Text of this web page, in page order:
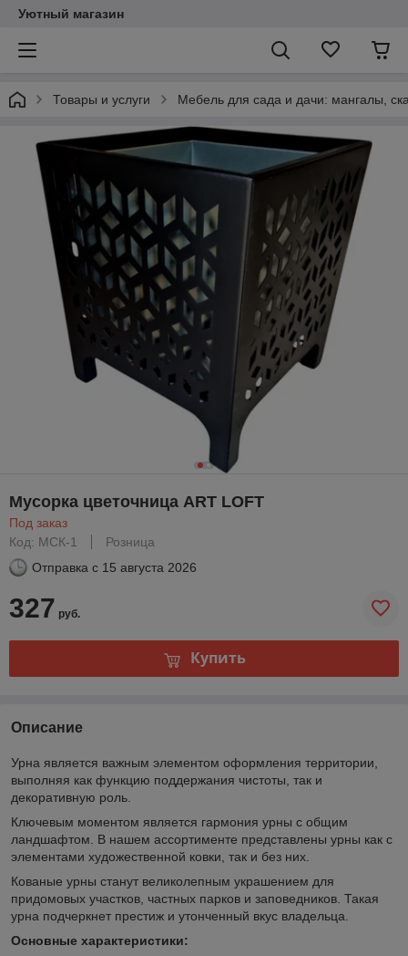
Уютный магазин
Товары и услуги Мебель для сада и дачи: мангалы,
Мусорка цветочница ART LOFT
Под заказ
Код: МСК-1
Розница
Отправка с 15 августа 2026
327 руб.
Купить
Описание
Урна является важным элементом оформления территории,
выполняя как функцию поддержания чистоты, так и
декоративную роль.
Ключевым моментом является гармония урны с общим
ландшафтом. В нашем ассортименте представлены урны как с
элементами художественной ковки, так и без них.
Кованые урны станут великолепным украшением для
придомовых участков, частных парков и заповедников. Такая
урна подчеркнет престиж и утонченный вкус владельца.
Основные характеристики: